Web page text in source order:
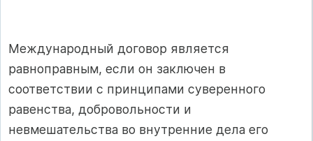
Международный договор является
равноправным, если он заключен в
соответствии с принципами суверенного
равенства, добровольности и
невмешательства во внутренние дела его